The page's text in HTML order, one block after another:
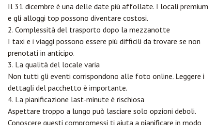
Il 31 dicembre è una delle date più affollate. I locali premium
e gli alloggi top possono diventare costosi.
2. Complessità del trasporto dopo la mezzanotte
I taxi e i viaggi possono essere più difficili da trovare se non
prenotati in anticipo.
3. La qualità del locale varia
Non tutti gli eventi corrispondono alle foto online. Leggere i
dettagli del pacchetto è importante.
4. La pianificazione last-minute è rischiosa
Aspettare troppo a lungo può lasciare solo opzioni deboli.
Conoscere questi compromessi ti aiuta a pianificare in modo